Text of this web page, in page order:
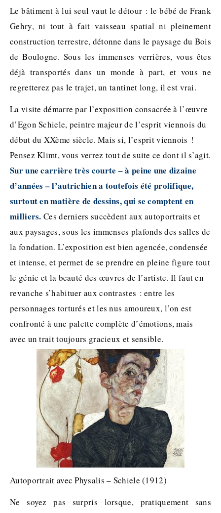
Le bâtiment à lui seul vaut le détour : le bébé de Frank
Gehry, ni tout à fait vaisseau spatial ni pleinement
construction terrestre, détonne dans le paysage du Bois
de Boulogne. Sous les immenses verrières, vous êtes
déjà transportés dans un monde à part, et vous ne
regretterez pas le trajet, un tantinet long, il est vrai.
La visite démarre par l’exposition consacrée à l’œuvre
d’Egon Schiele, peintre majeur de l’esprit viennois du
début du XXème siècle. Mais si, l’esprit viennois !
Pensez Klimt, vous verrez tout de suite ce dont il s’agit.
Sur une carrière très courte – à peine une dizaine
d’années – l’autrichien a toutefois été prolifique,
surtout en matière de dessins, qui se comptent en
milliers. Ces derniers succèdent aux autoportraits et
aux paysages, sous les immenses plafonds des salles de
la fondation. L’exposition est bien agencée, condensée
et intense, et permet de se prendre en pleine figure tout
le génie et la beauté des œuvres de l’artiste. Il faut en
revanche s’habituer aux contrastes : entre les
personnages torturés et les nus amoureux, l’on est
confronté à une palette complète d’émotions, mais
avec un trait toujours gracieux et sensible.
Autoportrait avec Physalis – Schiele (1912)
Ne soyez pas surpris lorsque, pratiquement sans